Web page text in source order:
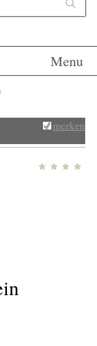
Menu
merken